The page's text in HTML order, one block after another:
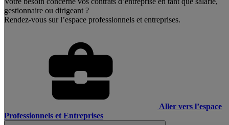
gestionnaire ou dirigeant ?
Rendez-vous sur l’espace professionnels et entreprises.
Aller vers l’espace
Professionnels et Entreprises